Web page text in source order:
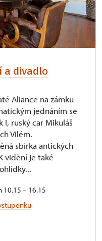
a divadlo
Aliance na zámku
jednáním se
I, ruský car Mikuláš
Vilém.
sbírka antických
vidění je také
– 16.15